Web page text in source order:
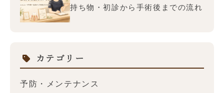
持ち物・初診から手術後までの流れ
カテゴリー
予防・メンテナンス